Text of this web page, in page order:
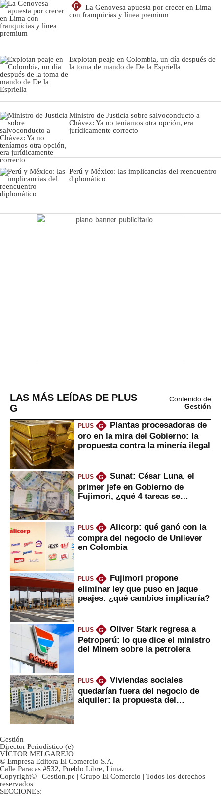
G
La Genovesa apuesta por crecer en Lima
con franquicias y línea premium
Explotan peaje en Colombia, un día después de
la toma de mando de De la Espriella
Ministro de Justicia sobre salvoconducto a
Chávez: Ya no teníamos otra opción, era
jurídicamente correcto
Perú y México: las implicancias del reencuentro
diplomático
LAS MÁS LEÍDAS DE PLUS
G
Contenido de
Gestión
PLUS G
Plantas procesadoras de
oro en la mira del Gobierno: la
propuesta contra la minería ilegal
PLUS G
Sunat: César Luna, el
primer jefe en Gobierno de
Fujimori, ¿qué 4 tareas se
PLUS G
Alicorp: qué ganó con la
compra del negocio de Unilever
en Colombia
PLUS G
Fujimori propone
eliminar ley que puso en jaque
peajes: ¿qué cambios implicaría?
PLUS G
Oliver Stark regresa a
Petroperú: lo que dice el ministro
del Minem sobre la petrolera
PLUS G
Viviendas sociales
quedarían fuera del negocio de
alquiler: la propuesta del
Gestión
Director Periodístico (e)
VÍCTOR MELGAREJO
© Empresa Editora El Comercio S.A.
Calle Paracas #532, Pueblo Libre, Lima.
Copyright© | Gestion.pe | Grupo El Comercio | Todos los derechos
reservados
SECCIONES: